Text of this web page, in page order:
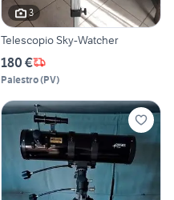
3
Telescopio Sky-Watcher
180 €
Palestro(PV)